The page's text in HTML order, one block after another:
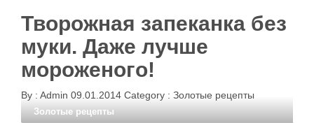
Творожная запеканка без
муки. Даже лучше
мороженого!
By : Admin 09.01.2014 Category : Золотые рецепты
Золотые рецепты